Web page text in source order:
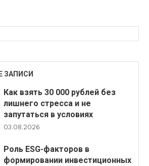
ЗАПИСИ
Как взять 30 000 рублей без
лишнего стресса и не
запутаться в условиях
03.08.2026
Роль ESG-факторов в
формировании инвестиционных